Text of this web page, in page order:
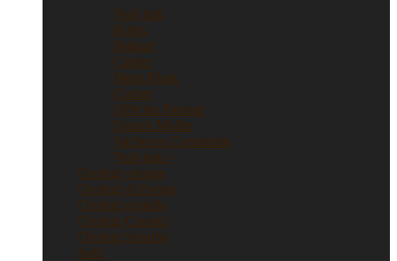
Vedi tutti
Rolex
Bulgari
Cartier
Mont Blanc
Corum
Officine Panerai
Franck Muller
Vacheron Constantin
Vedi tutti >
Orologi vintage
Orologi di Forma
Orologi gioiello
Orologi Classici
Orologi Sportivi
Sold